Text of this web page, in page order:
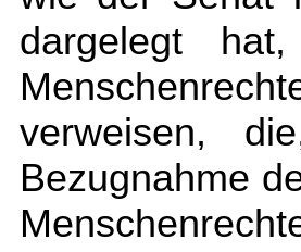
dargelegt
verweisen,
Bezugnahme